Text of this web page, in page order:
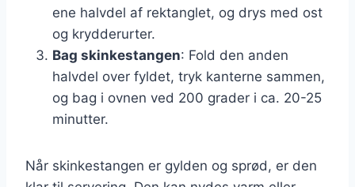
ene halvdel af rektanglet, og drys med ost
og krydderurter.
Bag skinkestangen: Fold den anden
halvdel over fyldet, tryk kanterne sammen,
og bag i ovnen ved 200 grader i ca. 20-25
minutter.
Når skinkestangen er gylden og sprød, er den